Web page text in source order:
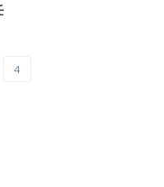
4